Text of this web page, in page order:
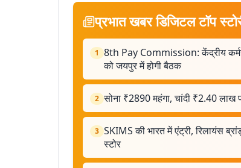
प्रभात खबर डिजिटल टॉप
1 8th Pay Commission: केंद्रीय
को जयपुर में होगी बैठक
2 सोना ₹2890 महंगा, चांदी ₹2.40
3 SKIMS की भारत में एंट्री, रिलायंस
स्टोर